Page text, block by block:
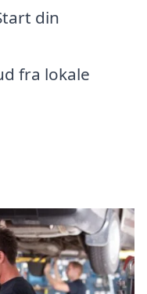
din
fra lokale